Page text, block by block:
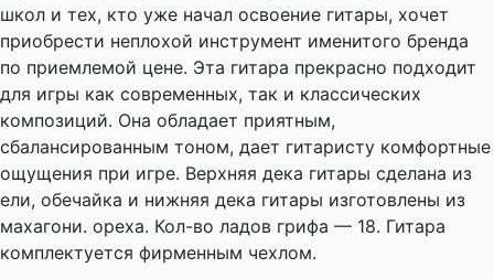
школ и тех, кто уже начал освоение гитары, хочет
приобрести неплохой инструмент именитого бренда
по приемлемой цене. Эта гитара прекрасно подходит
для игры как современных, так и классических
композиций. Она обладает приятным,
сбалансированным тоном, дает гитаристу комфортные
ощущения при игре. Верхняя дека гитары сделана из
ели, обечайка и нижняя дека гитары изготовлены из
махагони. ореха. Кол-во ладов грифа — 18. Гитара
комплектуется фирменным чехлом.